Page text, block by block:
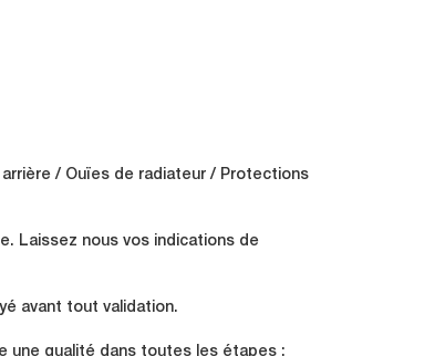
/ Ouïes de radiateur / Protections
Laissez nous vos indications de
avant tout validation.